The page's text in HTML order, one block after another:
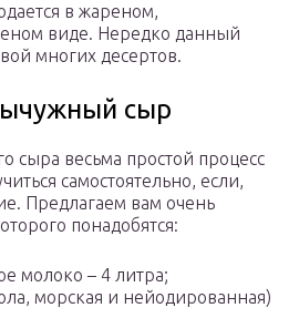
в жареном,
виде. Нередко данный
многих десертов.
сыр
сыра весьма простой процесс
самостоятельно, если,
Предлагаем вам очень
понадобятся:
молоко – 4 литра;
морская и нейодированная)